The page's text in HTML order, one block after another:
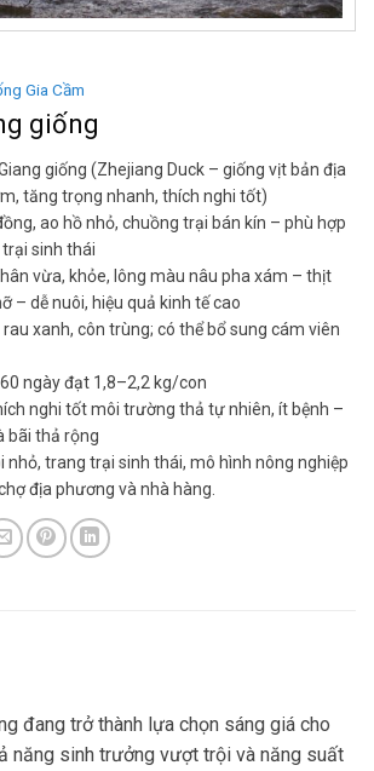
Gia Cầm
giống
giống (Zhejiang Duck – giống vịt bản địa
tăng trọng nhanh, thích nghi tốt)
ao hồ nhỏ, chuồng trại bán kín – phù hợp
sinh thái
vừa, khỏe, lông màu nâu pha xám – thịt
– dễ nuôi, hiệu quả kinh tế cao
rau xanh, côn trùng; có thể bổ sung cám viên
ngày đạt 1,8–2,2 kg/con
nghi tốt môi trường thả tự nhiên, ít bệnh –
bãi thả rộng
nhỏ, trang trại sinh thái, mô hình nông nghiệp
địa phương và nhà hàng.
đang trở thành lựa chọn sáng giá cho
năng sinh trưởng vượt trội và năng suất